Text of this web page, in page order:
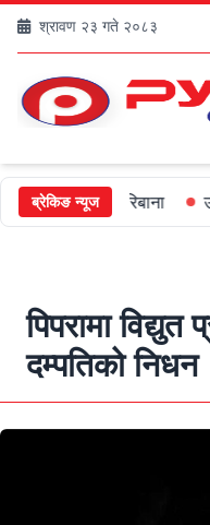
श्रावण २३ गते २०८३
ब्रेकिङ न्यूज
जरिबाना उपप्रमुख
पिपरामा
दम्पतिको निधन